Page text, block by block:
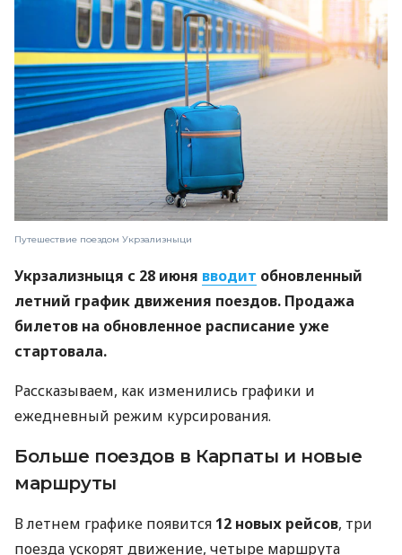
Путешествие поездом Укрзализныци
Укрзализныця с 28 июня вводит обновленный
летний график движения поездов. Продажа
билетов на обновленное расписание уже
стартовала.
Рассказываем, как изменились графики и
ежедневный режим курсирования.
Больше поездов в Карпаты и новые
маршруты
В летнем графике появится 12 новых рейсов, три
поезда ускорят движение, четыре маршрута